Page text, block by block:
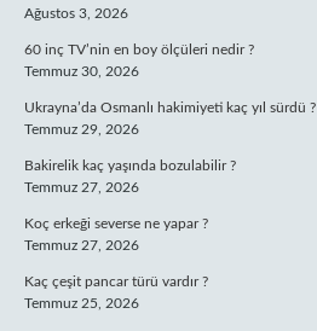
Ağustos 3, 2026
60 inç TV’nin en boy ölçüleri nedir ?
Temmuz 30, 2026
Ukrayna’da Osmanlı hakimiyeti kaç yıl sürdü ?
Temmuz 29, 2026
Bakirelik kaç yaşında bozulabilir ?
Temmuz 27, 2026
Koç erkeği severse ne yapar ?
Temmuz 27, 2026
Kaç çeşit pancar türü vardır ?
Temmuz 25, 2026